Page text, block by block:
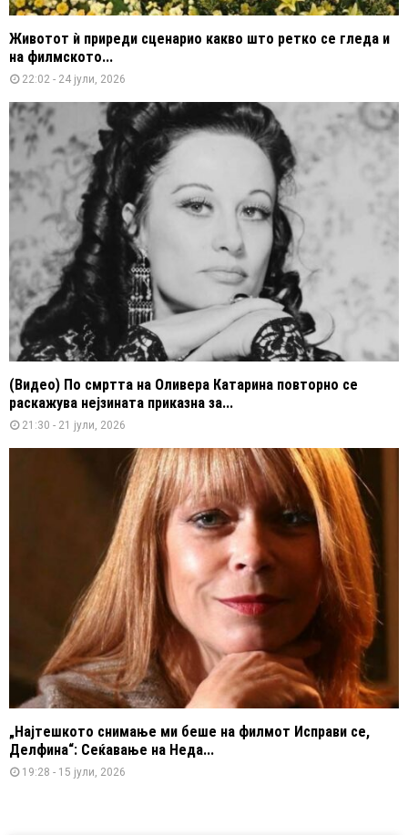
Животот ѝ приреди сценарио какво што ретко се гледа и
на филмското...
22:02 - 24 јули, 2026
(Видео) По смртта на Оливера Катарина повторно се
раскажува нејзината приказна за...
21:30 - 21 јули, 2026
„Најтешкото снимање ми беше на филмот Исправи се,
Делфина“: Сеќавање на Неда...
19:28 - 15 јули, 2026